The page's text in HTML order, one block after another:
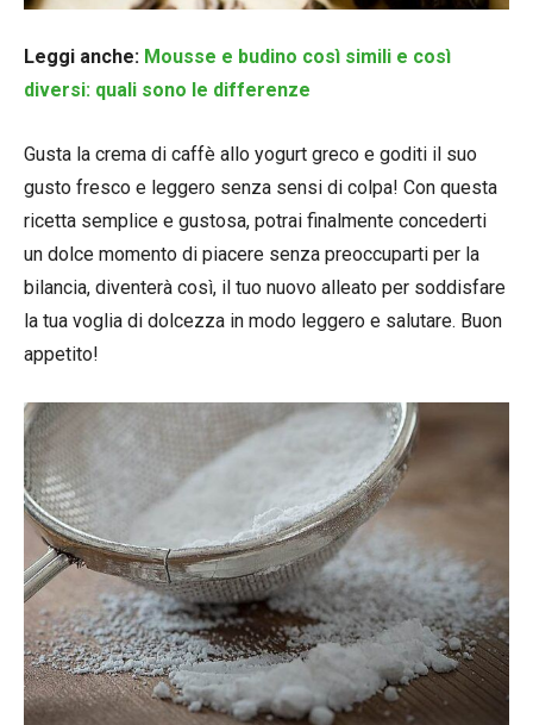
Leggi anche: Mousse e budino così simili e così
diversi: quali sono le differenze
Gusta la crema di caffè allo yogurt greco e goditi il suo
gusto fresco e leggero senza sensi di colpa! Con questa
ricetta semplice e gustosa, potrai finalmente concederti
un dolce momento di piacere senza preoccuparti per la
bilancia, diventerà così, il tuo nuovo alleato per soddisfare
la tua voglia di dolcezza in modo leggero e salutare. Buon
appetito!